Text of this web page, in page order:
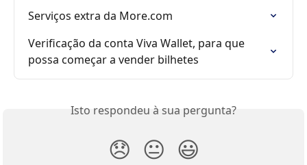
Serviços extra da More.com
Verificação da conta Viva Wallet, para que
possa começar a vender bilhetes
Isto respondeu à sua pergunta?
😞 😐 😃